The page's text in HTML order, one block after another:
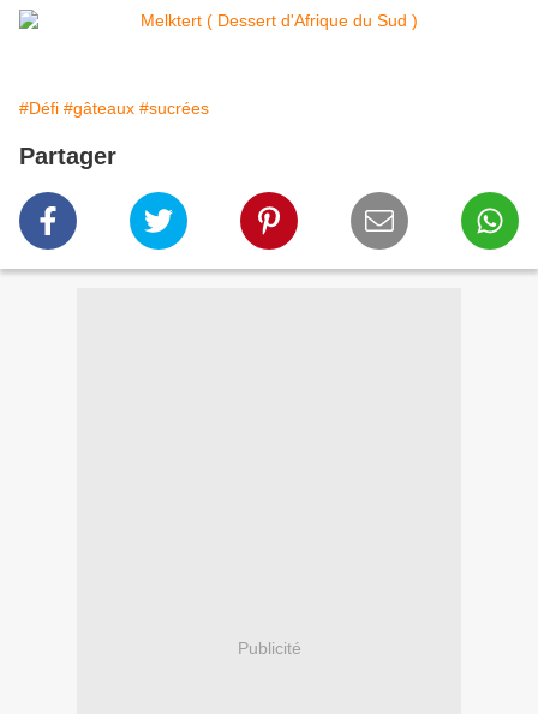
#Défi #gâteaux #sucrées
Partager
Publicité